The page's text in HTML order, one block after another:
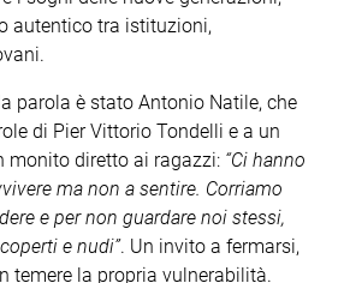
autentico tra istituzioni,
parola è stato Antonio Natile, che
di Pier Vittorio Tondelli e a un
monito diretto ai ragazzi: “Ci hanno
ma non a sentire. Corriamo
e per non guardare noi stessi,
e nudi”. Un invito a fermarsi,
temere la propria vulnerabilità.